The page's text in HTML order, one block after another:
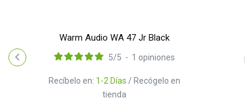
Warm Audio WA 47 Jr Black
Recíbelo en: 1-2 Días / Recógelo en
tienda
5/5 - 1 opiniones